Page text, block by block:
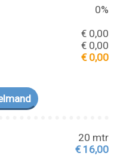
0%
€ 0,00
€ 0,00
€ 0,00
20 mtr
€ 16,00